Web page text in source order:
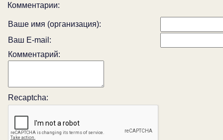
Комментарии:
Ваше имя (организация):
Ваш E-mail:
Комментарий:
Recaptcha: